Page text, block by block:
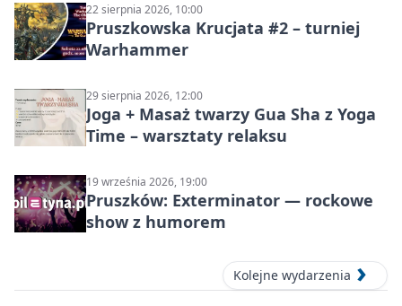
22 sierpnia 2026, 10:00
Pruszkowska Krucjata #2 – turniej
Warhammer
29 sierpnia 2026, 12:00
Joga + Masaż twarzy Gua Sha z Yoga
Time – warsztaty relaksu
19 września 2026, 19:00
Pruszków: Exterminator — rockowe
show z humorem
Kolejne wydarzenia